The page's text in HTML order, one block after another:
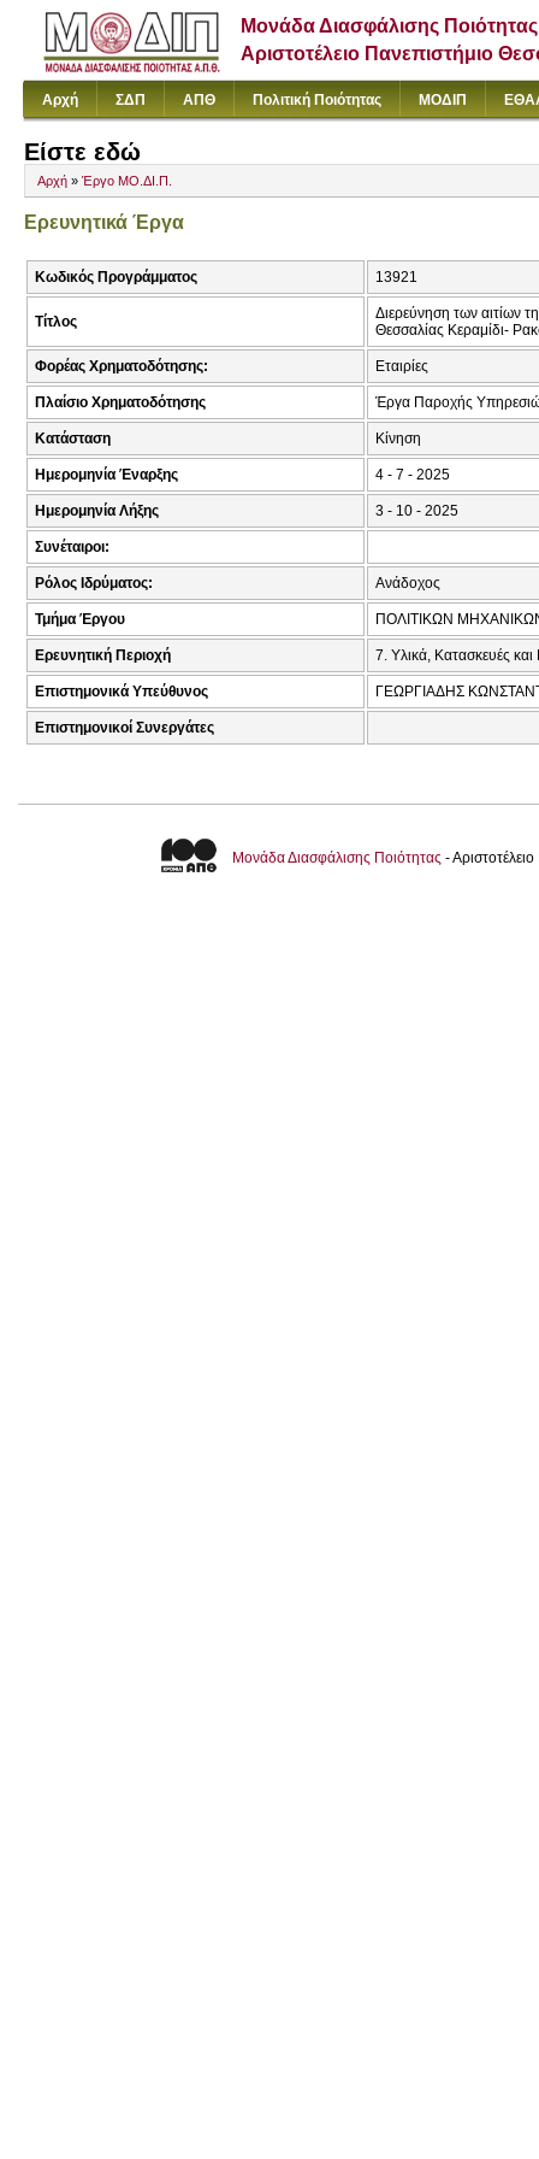
Μονάδα Διασφάλισης Ποιότητας
Αριστοτέλειο Πανεπιστήμιο
Αρχή ΣΔΠ ΑΠΘ Πολιτική Ποιότητας ΜΟΔΙΠ
Είστε εδώ
Αρχή » Έργο ΜΟ.ΔΙ.Π.
Ερευνητικά Έργα
Κωδικός Προγράμματος 13921
Τίτλος
Διερεύνηση των αιτίων
Θεσσαλίας Κεραμίδι-
Φορέας Χρηματοδότησης: Εταιρίες
Πλαίσιο Χρηματοδότησης Έργα Παροχής
Κατάσταση Κίνηση
Ημερομηνία Έναρξης 4 - 7 - 2025
Ημερομηνία Λήξης 3 - 10 - 2025
Συνέταιροι:
Ρόλος Ιδρύματος: Ανάδοχος
Τμήμα Έργου ΠΟΛΙΤΙΚΩΝ
Ερευνητική Περιοχή 7. Υλικά, Κατασκευές και
Επιστημονικά Υπεύθυνος ΓΕΩΡΓΙΑΔΗΣ
Επιστημονικοί Συνεργάτες
Μονάδα Διασφάλισης Ποιότητας -